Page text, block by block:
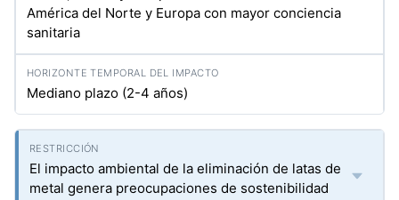
América del Norte y Europa con mayor conciencia
sanitaria
Mediano plazo (2-4 años)
El impacto ambiental de la eliminación de latas de
metal genera preocupaciones de sostenibilidad